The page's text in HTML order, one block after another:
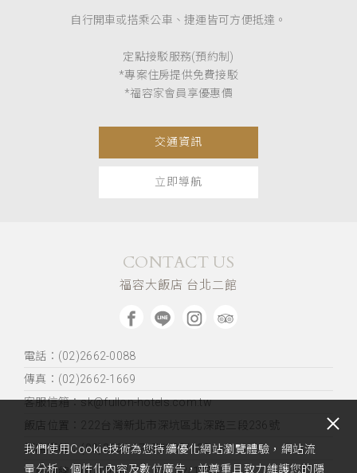
自行開車或搭乘公車、捷運皆可方便抵達。
定點接駁服務(預約制)
*專案住房提供免費接駁
*福容家會員享優惠價
交通資訊
立即導航
CONTACT US
福容大飯店 台北二館
電話：(02)2662-0088
傳真：(02)2662-1669
客服信箱：sk@fullon-hotels.com.tw
飯店位置：
222台灣新北市深坑區北深路三段236號
訂席專線：(02)2662-1717#128/129
我們使用Cookie技術為您持續優化網站瀏覽體驗，網站流
量分析、個性化內容及數位廣告，並尊重且致力維護您的隱